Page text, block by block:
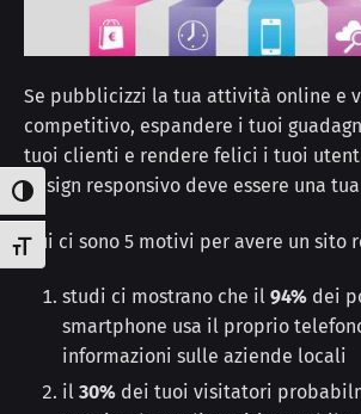
Attiva/disattiva alto contrasto
Attiva/disattiva dimensione testo
Se pubblicizzi la tua attività online e
competitivo, espandere i tuoi
tuoi clienti e rendere felici i tuoi
design responsivo deve essere una
Qui ci sono 5 motivi per avere un sito
studi ci mostrano che il 94% dei
smartphone usa il proprio
informazioni sulle aziende locali
il 30% dei tuoi visitatori